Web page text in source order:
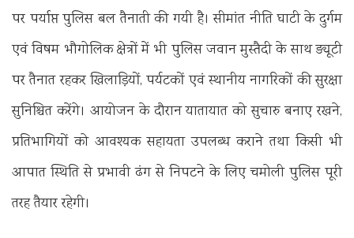
पर पर्याप्त पुलिस बल तैनाती की गयी है। सीमांत नीति घाटी के दुर्गम
एवं विषम भौगोलिक क्षेत्रों में भी पुलिस जवान मुस्तैदी के साथ ड्यूटी
पर तैनात रहकर खिलाड़ियों, पर्यटकों एवं स्थानीय नागरिकों की सुरक्षा
सुनिश्चित करेंगे। आयोजन के दौरान यातायात को सुचारु बनाए रखने,
प्रतिभागियों को आवश्यक सहायता उपलब्ध कराने तथा किसी भी
आपात स्थिति से प्रभावी ढंग से निपटने के लिए चमोली पुलिस पूरी
तरह तैयार रहेगी।